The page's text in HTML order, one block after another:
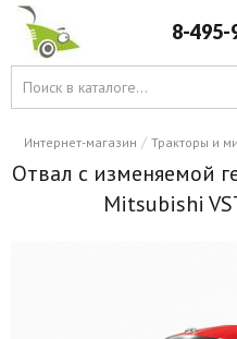
8-495-
Интернет-магазин / Тракторы и
Отвал с изменяемой
Mitsubishi